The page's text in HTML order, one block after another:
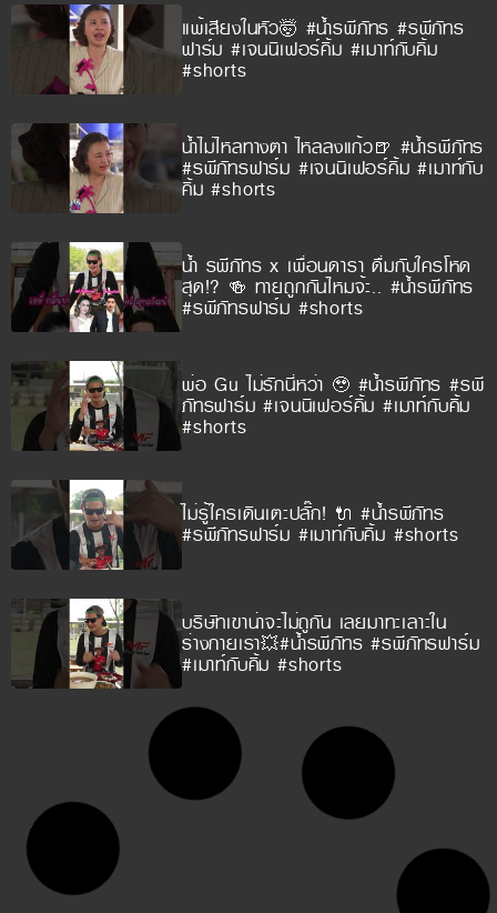
แพ้เสียงในหัว🤯 #น้ำรพีภัทร #รพีภัทร
ฟาร์ม #เจนนิเฟอร์คิ้ม #เมาท์กับคิ้ม
#shorts
น้ำไม่ไหลทางตา ไหลลงแก้ว🍺 #น้ำรพีภัทร
#รพีภัทรฟาร์ม #เจนนิเฟอร์คิ้ม #เมาท์กับ
คิ้ม #shorts
น้ำ รพีภัทร x เพื่อนดารา ดื่มกับใครโหด
สุด!? 🍻 ทายถูกกันไหมจ้ะ.. #น้ำรพีภัทร
#รพีภัทรฟาร์ม #shorts
พ่อ Gu ไม่รักนี่หว่า 🥹 #น้ำรพีภัทร #รพี
ภัทรฟาร์ม #เจนนิเฟอร์คิ้ม #เมาท์กับคิ้ม
#shorts
ไม่รู้ใครเดินเตะปลั๊ก! 🔌 #น้ำรพีภัทร
#รพีภัทรฟาร์ม #เมาท์กับคิ้ม #shorts
บริษัทเขาน่าจะไม่ถูกัน เลยมาทะเลาะใน
ร่างกายเรา💥#น้ำรพีภัทร #รพีภัทรฟาร์ม
#เมาท์กับคิ้ม #shorts